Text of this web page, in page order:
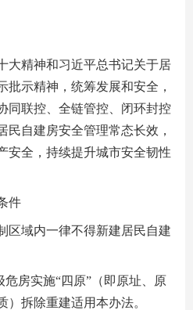
大精神和习近平总书记关于居
批示精神，统筹发展和安全，
同联控、全链管控、闭环封控
民自建房安全管理常态长效，
安全，持续提升城市安全韧性
件
区域内一律不得新建居民自建
房实施“四原”（即原址、原
拆除重建适用本办法。